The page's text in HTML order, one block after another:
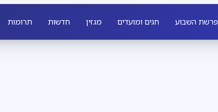
פרשת השבוע חגים ומועדים מגזין חדשות תרומות